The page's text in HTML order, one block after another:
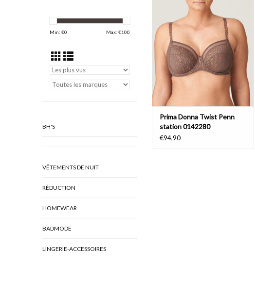
Min: €0 Max: €100
BH'S
VÊTEMENTS DE NUIT
RÉDUCTION
HOMEWEAR
BADMODE
LINGERIE-ACCESSOIRES
Prima Donna Twist Penn station
0142280
AJOUTER AU PANIER
Prima Donna Twist Penn
station 0142280
€94,90